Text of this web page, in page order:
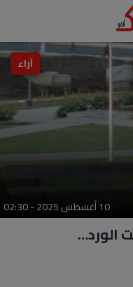
آراء
10 أغسطس 2025 - 02:30
الورد…